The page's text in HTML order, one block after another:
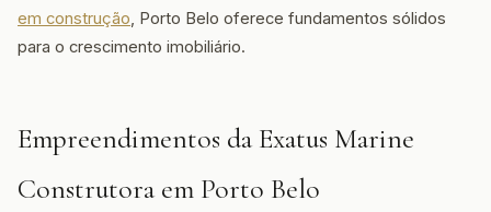
em construção, Porto Belo oferece fundamentos sólidos
para o crescimento imobiliário.
Empreendimentos da Exatus Marine
Construtora em Porto Belo